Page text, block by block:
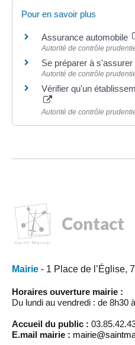
Pour en savoir plus
Assurance automobile
Autorité de contrôle
Se préparer à s'assurer
Autorité de contrôle
Vérifier qu'un
Autorité de contrôle
Contact
Mairie - 1 Place de l’Église,
Horaires ouverture mairie :
Du lundi au vendredi : de 8h30
Accueil du public :
E.mail mairie :